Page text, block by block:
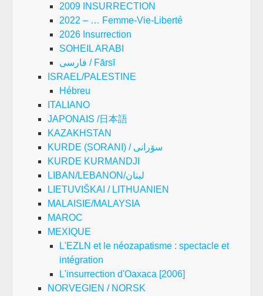
2009 INSURRECTION
2022 – … Femme-Vie-Liberté
2026 Insurrection
SOHEIL ARABI
فارسی / Fārsī
ISRAEL/PALESTINE
Hébreu
ITALIANO
JAPONAIS /日本語
KAZAKHSTAN
KURDE (SORANI) / سۆرانی
KURDE KURMANDJI
LIBAN/LEBANON/لبنان
LIETUVIŠKAI / LITHUANIEN
MALAISIE/MALAYSIA
MAROC
MEXIQUE
L'EZLN et le néozapatisme : spectacle et
intégration
L'insurrection d'Oaxaca [2006]
NORVEGIEN / NORSK